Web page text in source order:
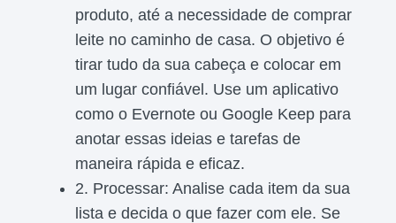
produto, até a necessidade de comprar
leite no caminho de casa. O objetivo é
tirar tudo da sua cabeça e colocar em
um lugar confiável. Use um aplicativo
como o Evernote ou Google Keep para
anotar essas ideias e tarefas de
maneira rápida e eficaz.
2. Processar: Analise cada item da sua
lista e decida o que fazer com ele. Se